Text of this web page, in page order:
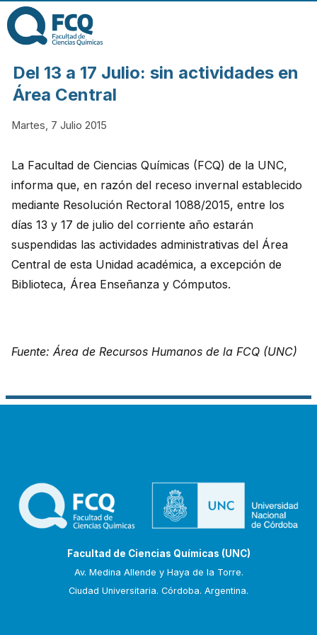
FACULTAD DE
CIENCIAS
QUÍMICAS DE
LA
UNIVERSIDAD
NACIONAL DE
CÓRDOBA
Del 13 a 17 Julio: sin actividades en
Área Central
Martes, 7 Julio 2015
La Facultad de Ciencias Químicas (FCQ) de la UNC,
informa que, en razón del receso invernal establecido
mediante Resolución Rectoral 1088/2015, entre los
días 13 y 17 de julio del corriente año estarán
suspendidas las actividades administrativas del Área
Central de esta Unidad académica, a excepción de
Biblioteca, Área Enseñanza y Cómputos.
Fuente: Área de Recursos Humanos de la FCQ (UNC)
Facultad de Ciencias Químicas (UNC)
Av. Medina Allende y Haya de la Torre.
Ciudad Universitaria. Córdoba. Argentina.